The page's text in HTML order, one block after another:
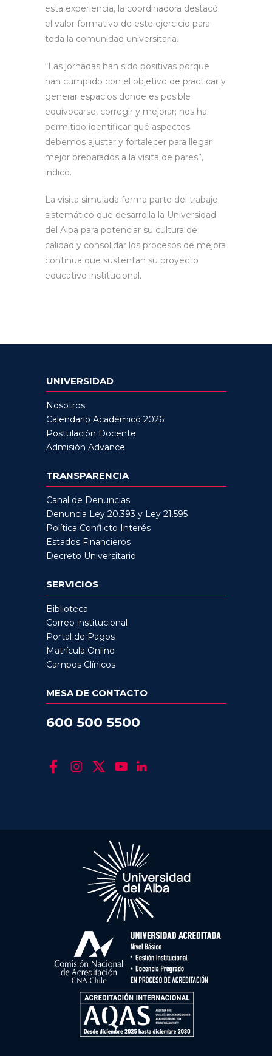
esta experiencia, la coordinadora destacó
el valor formativo de este ejercicio para
toda la comunidad universitaria.
“Las jornadas han sido positivas porque
han cumplido con el objetivo de practicar y
generar espacios donde es posible
equivocarse, corregir y mejorar; nos ha
permitido identificar qué aspectos
debemos ajustar y fortalecer para llegar
mejor preparados a la visita de pares”,
indicó.
La visita simulada forma parte del trabajo
sistemático que desarrolla la Universidad
del Alba para potenciar su cultura de
calidad y consolidar los procesos de mejora
continua que sustentan su proyecto
educativo institucional.
UNIVERSIDAD
Nosotros
Calendario Académico 2026
Postulación Docente
Admisión Advance
TRANSPARENCIA
Canal de Denuncias
Denuncia Ley 20.393 y Ley 21.595
Política Conflicto Interés
Estados Financieros
Decreto Universitario
SERVICIOS
Biblioteca
Correo institucional
Portal de Pagos
Matrícula Online
Campos Clínicos
MESA DE CONTACTO
600 500 5500